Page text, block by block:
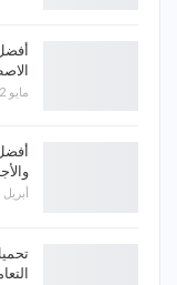
مايو 12, 2025
أبريل 11, 2025